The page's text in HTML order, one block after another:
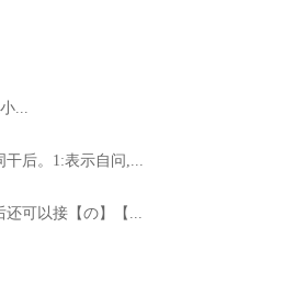
...
后。1:表示自问,...
可以接【の】【...